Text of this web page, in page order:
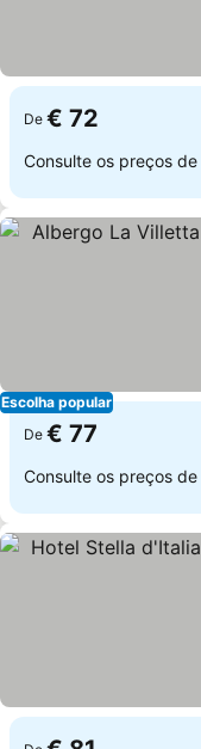
De € 72
Consulte os preços de
Escolha popular
De € 77
Consulte os preços de